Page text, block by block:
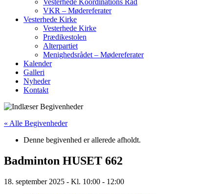
VKR – Mødereferater
Vesterhede Kirke
Vesterhede Kirke
Prædikestolen
Alterpartiet
Menighedsrådet – Mødereferater
Kalender
Galleri
Nyheder
Kontakt
« Alle Begivenheder
Denne begivenhed er allerede afholdt.
Badminton HUSET 662
18. september 2025 - Kl. 10:00 - 12:00